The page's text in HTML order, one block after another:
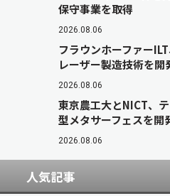
保守事業を取得
2026.08.06
フラウンホーファー
レーザー製造技術を開
2026.08.06
東京農工大とNICT、
型メタサーフェスを開
2026.08.06
人気記事